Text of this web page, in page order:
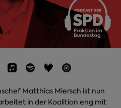
Matthias Miersch ist nun
in der Koalition eng mit